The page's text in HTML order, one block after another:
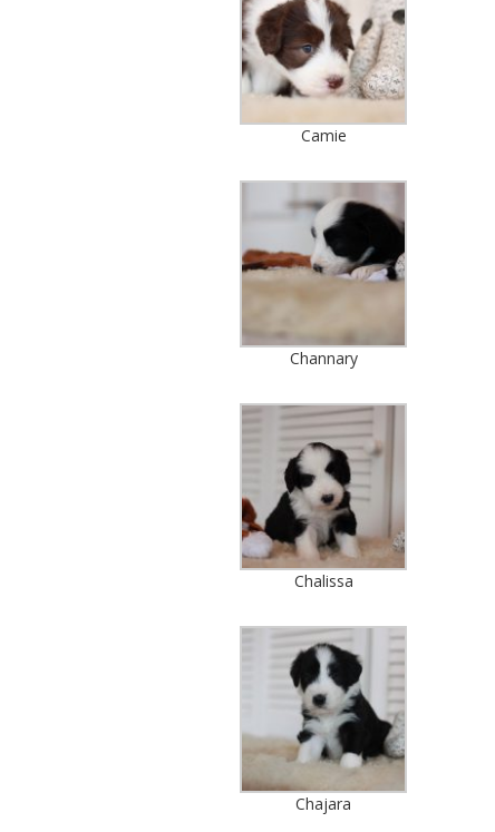
Camie
Channary
Chalissa
Chajara